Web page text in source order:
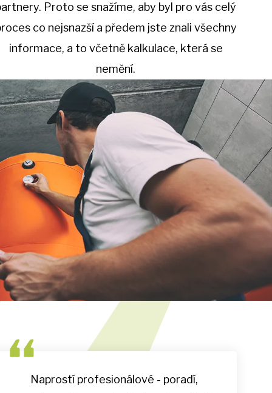
Proto se snažíme, aby byl pro vás celý
co nejsnazší a předem jste znali všechny
informace, a to včetně kalkulace, která se
nemění.
Naprostí profesionálové - poradí,